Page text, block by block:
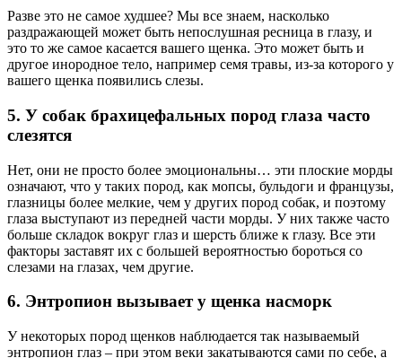
Разве это не самое худшее? Мы все знаем, насколько
раздражающей может быть непослушная ресница в глазу, и
это то же самое касается вашего щенка. Это может быть и
другое инородное тело, например семя травы, из-за которого у
вашего щенка появились слезы.
5. У собак брахицефальных пород глаза часто
слезятся
Нет, они не просто более эмоциональны… эти плоские морды
означают, что у таких пород, как мопсы, бульдоги и французы,
глазницы более мелкие, чем у других пород собак, и поэтому
глаза выступают из передней части морды. У них также часто
больше складок вокруг глаз и шерсть ближе к глазу. Все эти
факторы заставят их с большей вероятностью бороться со
слезами на глазах, чем другие.
6. Энтропион вызывает у щенка насморк
У некоторых пород щенков наблюдается так называемый
энтропион глаз – при этом веки закатываются сами по себе, а